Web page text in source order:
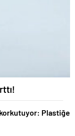
korkutuyor: Plastiğe